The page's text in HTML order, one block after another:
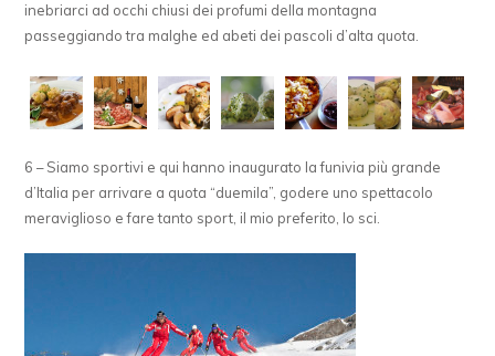
inebriarci ad occhi chiusi dei profumi della montagna
passeggiando tra malghe ed abeti dei pascoli d’alta quota.
6 – Siamo sportivi e qui hanno inaugurato la funivia più grande
d’Italia per arrivare a quota “duemila”, godere uno spettacolo
meraviglioso e fare tanto sport, il mio preferito, lo sci.